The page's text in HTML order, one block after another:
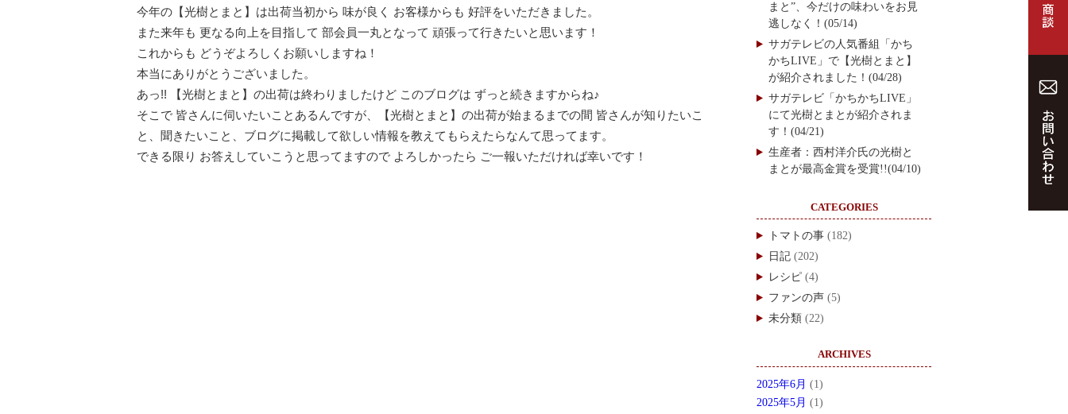
今年の【光樹とまと】は出荷当初から 味が良く お客様からも 好評をいただきました。
また来年も 更なる向上を目指して 部会員一丸となって 頑張って行きたいと思います！
これからも どうぞよろしくお願いしますね！
本当にありがとうございました。
あっ!! 【光樹とまと】の出荷は終わりましたけど このブログは ずっと続きますからね♪
そこで 皆さんに伺いたいことあるんですが、【光樹とまと】の出荷が始まるまでの間 皆さんが知りたいこ
と、聞きたいこと、ブログに掲載して欲しい情報を教えてもらえたらなんて思ってます。
できる限り お答えしていこうと思ってますので よろしかったら ご一報いただければ幸いです！
まと”、今だけの味わいをお見
逃しなく！(05/14)
サガテレビの人気番組「かち
かちLIVE」で【光樹とまと】
が紹介されました！(04/28)
サガテレビ「かちかちLIVE」
にて光樹とまとが紹介されま
す！(04/21)
生産者：西村洋介氏の光樹と
まとが最高金賞を受賞!!(04/10)
CATEGORIES
トマトの事 (182)
日記 (202)
レシピ (4)
ファンの声 (5)
未分類 (22)
ARCHIVES
2025年6月 (1)
2025年5月 (1)